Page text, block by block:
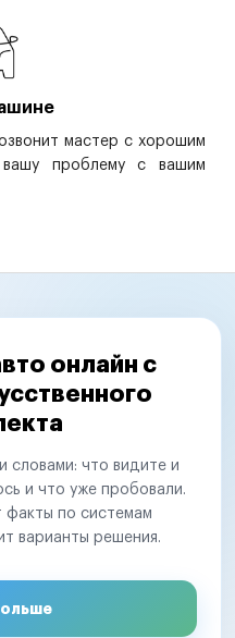
мастер с хорошим
проблему с вашим
онлайн с
словами: что видите и
и что уже пробовали.
факты по системам
варианты решения.